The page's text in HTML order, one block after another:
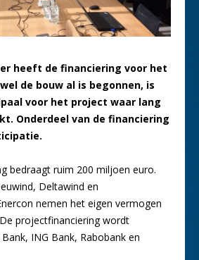
heeft de financiering voor het
de bouw al is begonnen, is
voor het project waar lang
Onderdeel van de financiering
bedraagt ruim 200 miljoen euro.
Deltawind en
nemen het eigen vermogen
projectfinanciering wordt
ING Bank, Rabobank en